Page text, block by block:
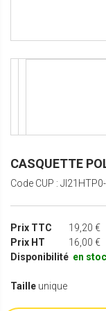
CASQUETTE
Code CUP :
Prix TTC
19,20 €
Prix HT
16,00 €
Disponibilité en
Taille unique